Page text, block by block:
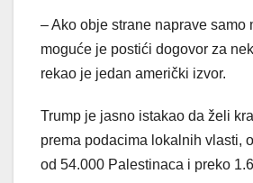
– Ako obje strane naprave samo
moguće je postići dogovor za
rekao je jedan američki izvor.
Trump je jasno istakao da želi
prema podacima lokalnih vlasti,
od 54.000 Palestinaca i preko